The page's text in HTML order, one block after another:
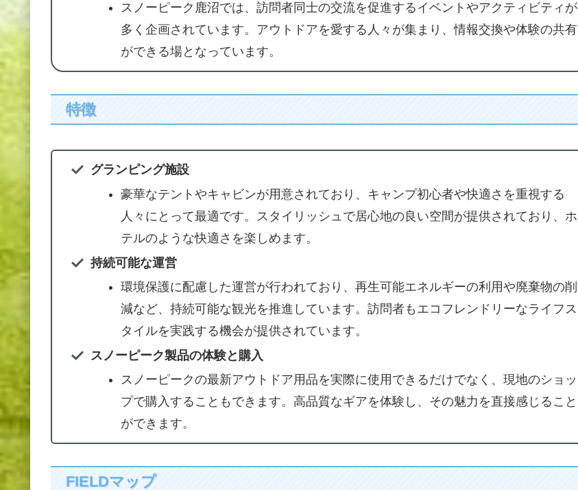
スノーピーク鹿沼では、訪問者同士の交流を促進するイベントやアクティビティが
多く企画されています。アウトドアを愛する人々が集まり、情報交換や体験の共有
ができる場となっています。
特徴
グランピング施設
豪華なテントやキャビンが用意されており、キャンプ初心者や快適さを重視する
人々にとって最適です。スタイリッシュで居心地の良い空間が提供されており、ホ
テルのような快適さを楽しめます。
持続可能な運営
環境保護に配慮した運営が行われており、再生可能エネルギーの利用や廃棄物の削
減など、持続可能な観光を推進しています。訪問者もエコフレンドリーなライフス
タイルを実践する機会が提供されています。
スノーピーク製品の体験と購入
スノーピークの最新アウトドア用品を実際に使用できるだけでなく、現地のショッ
プで購入することもできます。高品質なギアを体験し、その魅力を直接感じること
ができます。
FIELDマップ